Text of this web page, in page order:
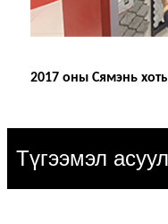
2017 оны Сямэнь
Түгээмэл